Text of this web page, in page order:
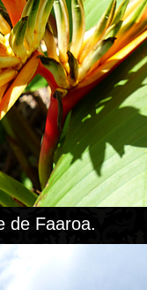
de Faaroa.